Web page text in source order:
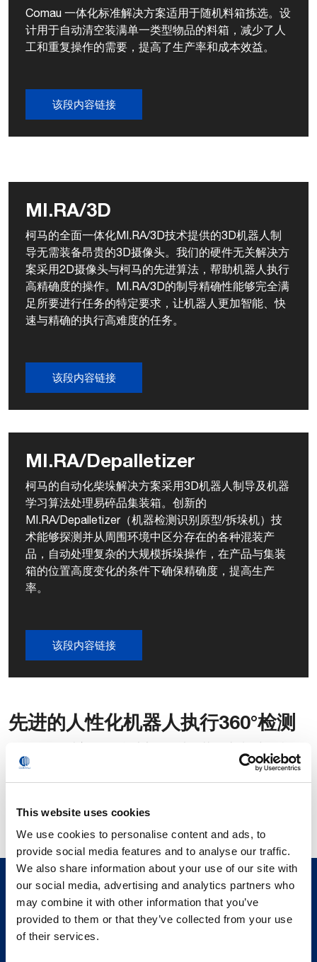
This website uses cookies
We use cookies to personalise content and ads, to
provide social media features and to analyse our traffic.
We also share information about your use of our site with
our social media, advertising and analytics partners who
may combine it with other information that you’ve
provided to them or that they’ve collected from your use
of their services.
Comau 一体化标准解决方案适用于随机料箱拣选。设
计用于自动清空装满单一类型物品的料箱，减少了人
工和重复操作的需要，提高了生产率和成本效益。
该段内容链接
MI.RA/3D
柯马的全面一体化MI.RA/3D技术提供的3D机器人制
导无需装备昂贵的3D摄像头。我们的硬件无关解决方
案采用2D摄像头与柯马的先进算法，帮助机器人执行
高精确度的操作。MI.RA/3D的制导精确性能够完全满
足所要进行任务的特定要求，让机器人更加智能、快
速与精确的执行高难度的任务。
该段内容链接
MI.RA/Depalletizer
柯马的自动化柴垛解决方案采用3D机器人制导及机器
学习算法处理易碎品集装箱。创新的
MI.RA/Depalletizer（机器检测识别原型/拆垛机）技
术能够探测并从周围环境中区分存在的各种混装产
品，自动处理复杂的大规模拆垛操作，在产品与集装
箱的位置高度变化的条件下确保精确度，提高生产
率。
该段内容链接
先进的人性化机器人执行360°检测
动界面的效率。为了快速、自动、测试这两个方面，又符合
成本效益，柯马将其机器人测试台人性化，以查看屏幕、执
像驾驶员一样。